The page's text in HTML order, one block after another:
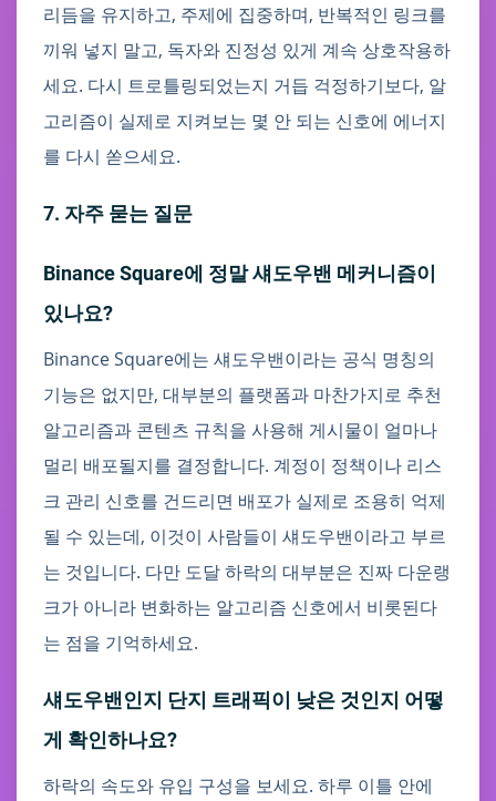
리듬을 유지하고, 주제에 집중하며, 반복적인 링크를
끼워 넣지 말고, 독자와 진정성 있게 계속 상호작용하
세요. 다시 트로틀링되었는지 거듭 걱정하기보다, 알
고리즘이 실제로 지켜보는 몇 안 되는 신호에 에너지
를 다시 쏟으세요.
7. 자주 묻는 질문
Binance Square에 정말 섀도우밴 메커니즘이
있나요?
Binance Square에는 섀도우밴이라는 공식 명칭의
기능은 없지만, 대부분의 플랫폼과 마찬가지로 추천
알고리즘과 콘텐츠 규칙을 사용해 게시물이 얼마나
멀리 배포될지를 결정합니다. 계정이 정책이나 리스
크 관리 신호를 건드리면 배포가 실제로 조용히 억제
될 수 있는데, 이것이 사람들이 섀도우밴이라고 부르
는 것입니다. 다만 도달 하락의 대부분은 진짜 다운랭
크가 아니라 변화하는 알고리즘 신호에서 비롯된다
는 점을 기억하세요.
섀도우밴인지 단지 트래픽이 낮은 것인지 어떻
게 확인하나요?
하락의 속도와 유입 구성을 보세요. 하루 이틀 안에